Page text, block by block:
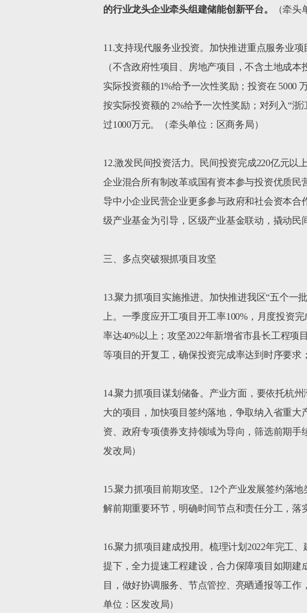
的行业龙头企业牵头组建储能创新平台。
（牵头
11.支持现代服务业投资。加快推进重点服务业
（不含政府性项目、房地产项目，不含土地成
实际投资额的1%给予一次性奖励；投资在 5000
按实际投资额的 2%给予一次性奖励；对列入“
过1000万元。（牵头单位：区商务局）
12.激发民间投资活力。民间投资完成220亿元
企业混合所有制改革或国有资本参与投资优质民
导中小企业民营企业更多参与政府和社会资本合
级产业基金为引导，区级产业基金联动，撬动民
三、多点突破狠抓项目攻坚
13.聚力抓项目实施推进。加快推进我区“五个一
上。一季度应开工项目开工率100%，月度投资
率达40%以上；攻坚2022年新增省市县长工程项
等项目的开复工，确保投资完成率达到时序要求
14.聚力抓项目谋划储备。产业方面，要依托杭
大的项目，加快项目签约落地，争取纳入省重大
资、政府专项债券支持领域为导向，筛选前期
发改局）
15.聚力抓项目前期攻坚。12个产业发展签约落
解前期重要环节，明确时间节点和责任分工，落
16.聚力抓项目建成投用。梳理计划2022年完工
提下，全力提速工程建设，合力保障项目如期
目，做好协调服务、节点管控、亮晒通报等工
单位：区发改局）